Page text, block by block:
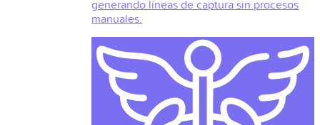
generando líneas de captura sin procesos
manuales.